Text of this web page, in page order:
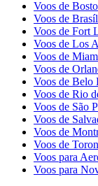
Voos de
Voos de
Voos de Fort
Voos de Los
Voos de
Voos de
Voos de
Voos de Rio
Voos de São
Voos de
Voos de
Voos de
Voos para
Voos para